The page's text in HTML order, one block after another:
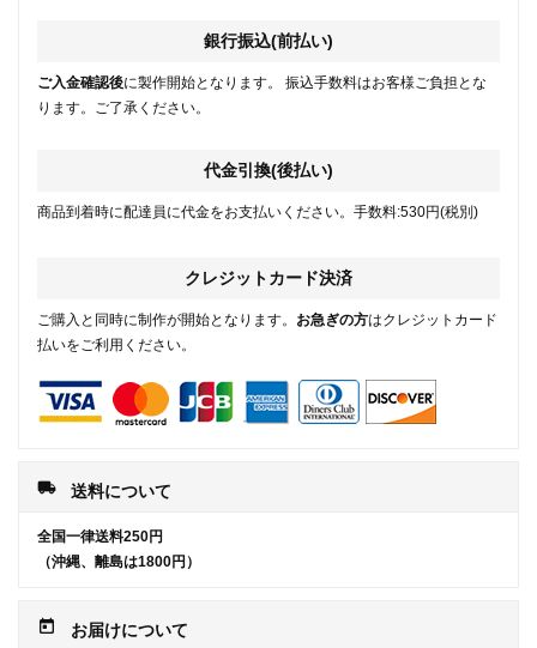
銀行振込(前払い)
ご入金確認後に製作開始となります。 振込手数料はお客様ご負担とな
ります。ご了承ください。
代金引換(後払い)
商品到着時に配達員に代金をお支払いください。手数料:530円(税別)
クレジットカード決済
ご購入と同時に制作が開始となります。 お急ぎの方はクレジットカード
払いをご利用ください。
local_shipping 送料について
全国一律送料250円
（沖縄、離島は1800円）
today お届けについて